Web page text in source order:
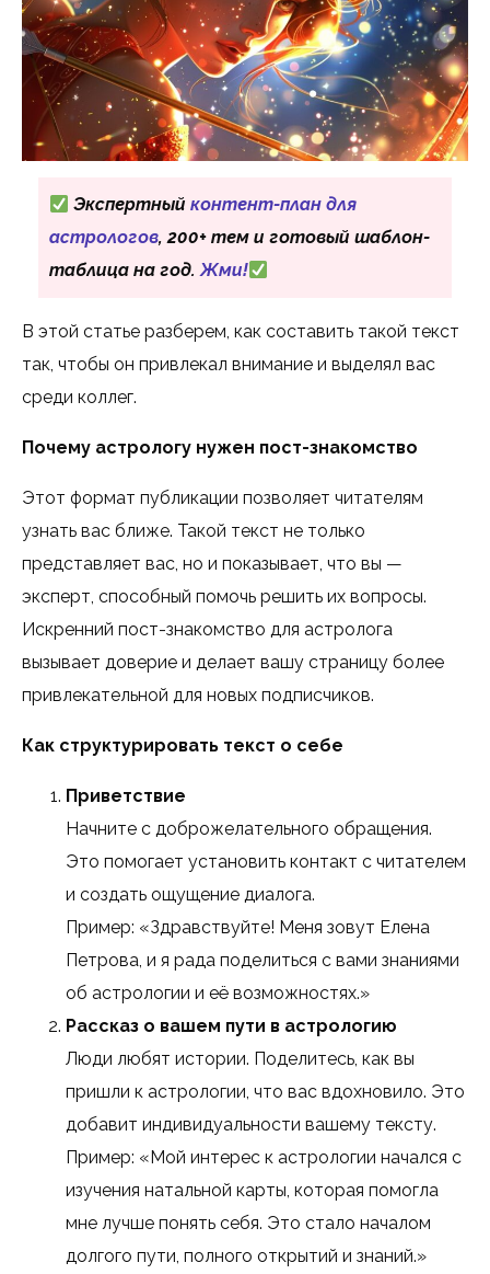
Экспертныйконтент-план для
астрологов, 200+ тем и готовый шаблон-
таблица на год.Жми!
В этой статье разберем, как составить такой текст
так, чтобы он привлекал внимание и выделял вас
среди коллег.
Почему астрологу нужен пост-знакомство
Этот формат публикации позволяет читателям
узнать вас ближе. Такой текст не только
представляет вас, но и показывает, что вы —
эксперт, способный помочь решить их вопросы.
Искренний пост-знакомство для астролога
вызывает доверие и делает вашу страницу более
привлекательной для новых подписчиков.
Как структурировать текст о себе
Приветствие
Начните с доброжелательного обращения.
Это помогает установить контакт с читателем
и создать ощущение диалога.
Пример: «Здравствуйте! Меня зовут Елена
Петрова, и я рада поделиться с вами знаниями
об астрологии и её возможностях.»
Рассказ о вашем пути в астрологию
Люди любят истории. Поделитесь, как вы
пришли к астрологии, что вас вдохновило. Это
добавит индивидуальности вашему тексту.
Пример: «Мой интерес к астрологии начался с
изучения натальной карты, которая помогла
мне лучше понять себя. Это стало началом
долгого пути, полного открытий и знаний.»